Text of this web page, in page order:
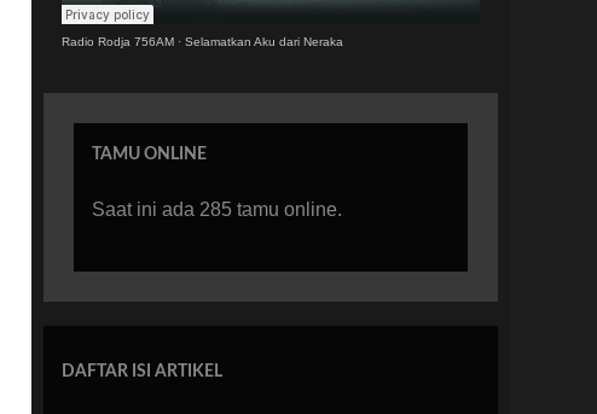
Radio Rodja 756AM · Selamatkan Aku dari Neraka
TAMU ONLINE
Saat ini ada 285 tamu online.
DAFTAR ISI ARTIKEL